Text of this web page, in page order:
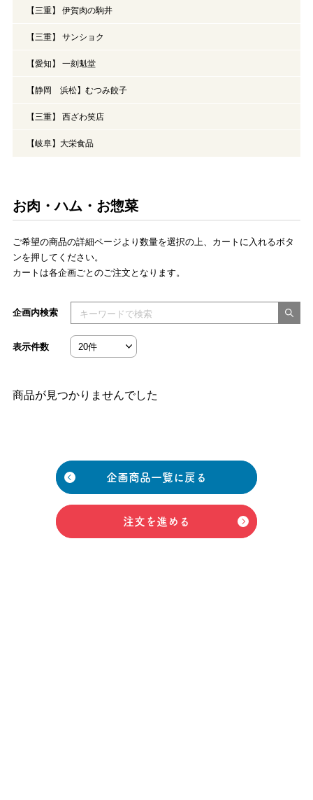
【三重】 伊賀肉の駒井
【三重】 サンショク
【愛知】 一刻魁堂
【静岡 浜松】むつみ餃子
【三重】 西ざわ笑店
【岐阜】大栄食品
お肉・ハム・お惣菜
ご希望の商品の詳細ページより数量を選択の上、カートに入れるボタ
ンを押してください。
カートは各企画ごとのご注文となります。
検索キーワードを入力してください
企画内検索
表示件数
商品が見つかりませんでした
企画商品一覧に戻る
注文を進める